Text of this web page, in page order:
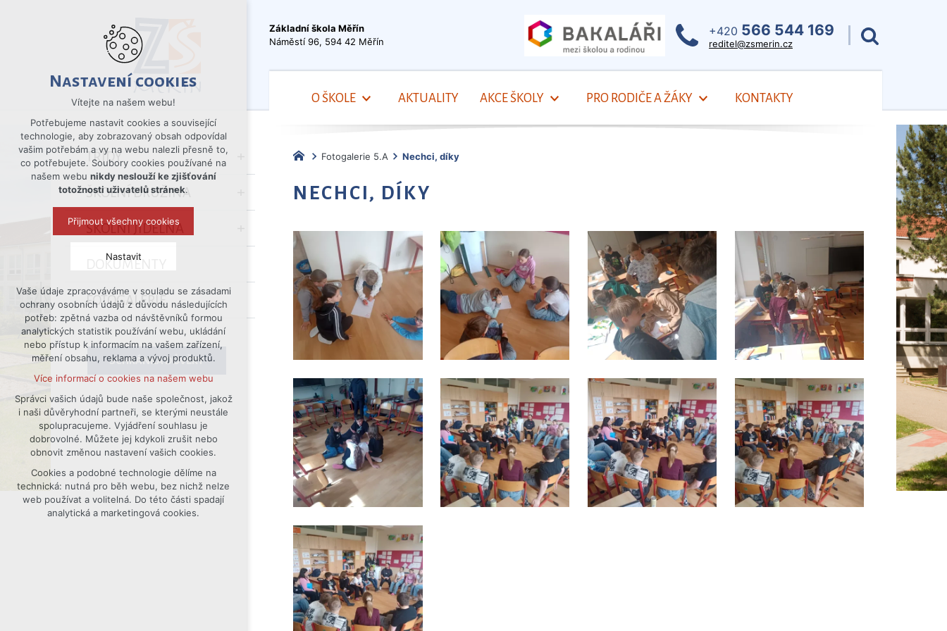
Základní škola Měřín
Náměstí 96, 594 42 Měřín
+420 566 544 169
reditel@zsmerin.cz
O ŠKOLE AKTUALITY AKCE ŠKOLY PRO RODIČE A ŽÁKY KONTAKTY
TŘÍDY
ŠKOLNÍ DRUŽINA
ŠKOLNÍ JÍDELNA
DOKUMENTY
FOTOGALERIE
SCHRÁNKA DŮVĚRY
Fotogalerie 5.A Nechci, díky
NECHCI, DÍKY
Nastavení cookies
Vítejte na našem webu!
Potřebujeme nastavit cookies a související
technologie, aby zobrazovaný obsah odpovídal
vašim potřebám a vy na webu nalezli přesně to,
co potřebujete. Soubory cookies používané na
našem webu nikdy neslouží ke zjišťování
totožnosti uživatelů stránek.
Přijmout všechny cookies
Nastavit
Technická cookies
nutná pro provozování webu
udržení kontextu stránek (session):
případná přihlášení, volby jazyka, apod.
Volitelná cookies
analytická pro anonymizované
vyhodnocení návštěvnosti
marketingová cookies (Google)
Více informací o cookies na našem webu
Přijmout všechny cookies
Odmítnout vše
Vaše údaje zpracováváme v souladu se zásadami
ochrany osobních údajů z důvodu následujících
potřeb: zpětná vazba od návštěvníků formou
analytických statistik používání webu, ukládání
nebo přístup k informacím na vašem zařízení,
měření obsahu, reklama a vývoj produktů.
Více informací o cookies na našem webu
Správci vašich údajů bude naše společnost, jakož
i naši důvěryhodní partneři, se kterými neustále
spolupracujeme. Vyjádření souhlasu je
dobrovolné. Můžete jej kdykoli zrušit nebo
obnovit změnou nastavení vašich cookies.
Cookies a podobné technologie dělíme na
technická: nutná pro běh webu, bez nichž nelze
web používat a volitelná. Do této části spadají
analytická a marketingová cookies.